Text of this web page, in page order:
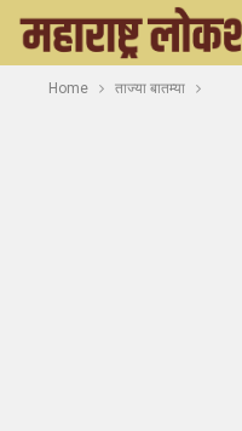
Home ताज्या बातम्या